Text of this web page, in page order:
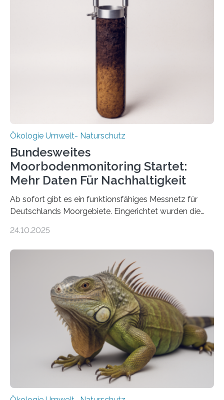
Veränderung der Wirtschaft wichtig ist, zeigt der vom
Deutschen Biomasseforschungszentrum und der
Stadtreinigung Leipzig konzipierte und am 24. Oktober
2025 offiziell eingeweihte Stadtrundgang „KreisLauf“. Er
ist ab sofort im Leipziger Stadtgebiet…
Ökologie Umwelt- Naturschutz
Bundesweites
Moorbodenmonitoring Startet:
Mehr Daten Für Nachhaltigkeit
Ab sofort gibt es ein funktionsfähiges Messnetz für
Deutschlands Moorgebiete. Eingerichtet wurden die
vergangenen fünf Jahren von Wissenschaftlerinnen
heutigen Donnerstag übergeben sie ihren Bericht zur
Aufbauphase an den Auftraggeber, das
Bundesministerium für Landwirtschaft, Ernährung und
Heimat. Braunschweig/Eberswalde (23. Oktober 2025).
Ein Netz aus 155 Messstationen spannt sich neuerdings
über Deutschlands Moorböden. Eingerichtet wurden sie
in den vergangenen fünf Jahren von
Wissenschaftlerinnen und Wissenschaftlern des
Thünen-Instituts für Agrarklimaschutz…
24.10.2025